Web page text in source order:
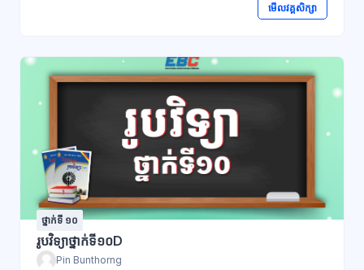
មើលវគ្គសិក្សា
ថ្នាក់ទី ១០
រូបវិទ្យាថ្នាក់ទី១០D
Pin Bunthorng